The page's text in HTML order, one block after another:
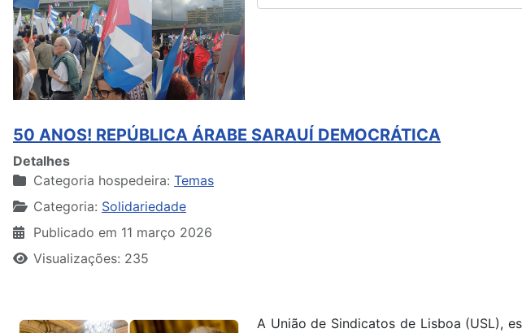
50 ANOS! REPÚBLICA ÁRABE SARAUÍ DEMOCRÁTICA
Detalhes
Categoria hospedeira: Temas
Categoria: Solidariedade
Publicado em 11 março 2026
Visualizações: 235
A União de Sindicatos de Lisboa (USL),